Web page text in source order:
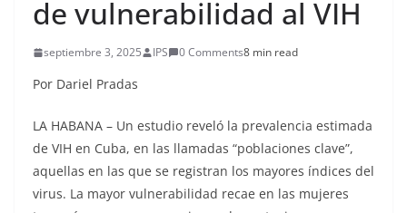
de vulnerabilidad al VIH
septiembre 3, 2025 IPS 0 Comments8 min read
Por Dariel Pradas
LA HABANA – Un estudio reveló la prevalencia estimada
de VIH en Cuba, en las llamadas “poblaciones clave”,
aquellas en las que se registran los mayores índices del
virus. La mayor vulnerabilidad recae en las mujeres